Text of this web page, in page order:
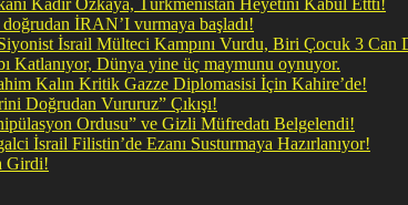
Kadir Özkaya, Türkmenistan Heyetini Kabul Ettti!
Oldu! ABD ordusu doğrudan İRAN’I vurmaya başladı!
Siyonist İsrail Mülteci Kampını Vurdu, Biri Çocuk 3 Can
Katlanıyor, Dünya yine üç maymunu oynuyor.
Kalın Kritik Gazze Diplomasisi İçin Kahire’de!
Doğrudan Vururuz” Çıkışı!
Ordusu” ve Gizli Müfredatı Belgelendi!
Haddini Aşan Kirli Plan: Firavunun torunları İşgalci İsrail Filistin’de Ezanı Susturmaya Hazırlanıyor!
Girdi!